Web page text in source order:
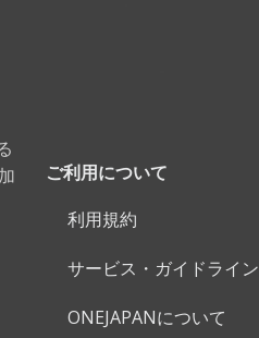
ご利用について
利用規約
サービス・ガイドライン
ONEJAPANについて